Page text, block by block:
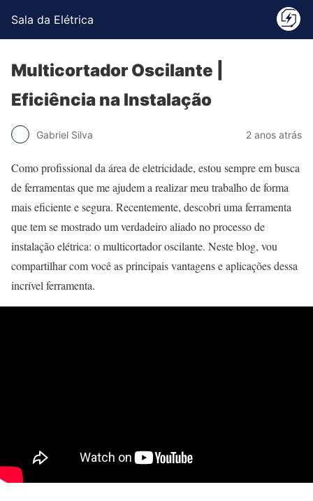
Sala da Elétrica
Multicortador Oscilante |
Eficiência na Instalação
Gabriel Silva 2 anos atrás
Como profissional da área de eletricidade, estou sempre em busca
de ferramentas que me ajudem a realizar meu trabalho de forma
mais eficiente e segura. Recentemente, descobri uma ferramenta
que tem se mostrado um verdadeiro aliado no processo de
instalação elétrica: o multicortador oscilante. Neste blog, vou
compartilhar com você as principais vantagens e aplicações dessa
incrível ferramenta.